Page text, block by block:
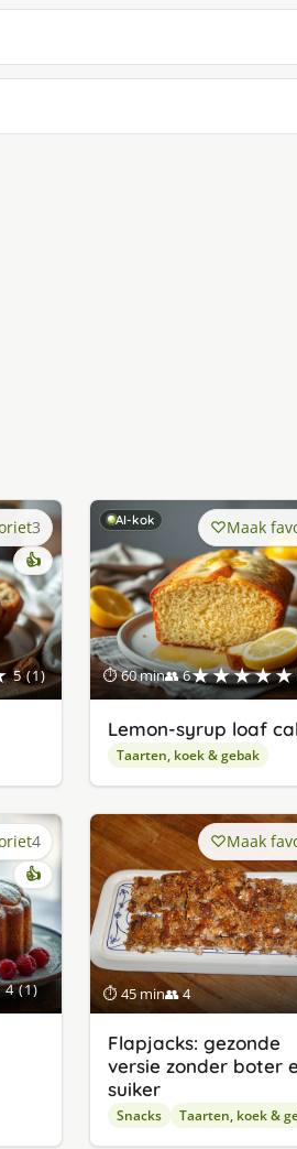
5 (1)
3
👍
AI-kok
⏱ 60 min👥 6★★★★★
Maak
Lemon-syrup loaf
Taarten, koek & gebak
4 (1)
4
👍
⏱ 45 min👥 4
Maak
Flapjacks: gezonde
versie zonder boter
suiker
Snacks Taarten, koek &